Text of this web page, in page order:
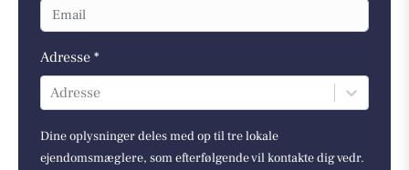
Adresse *
Adresse
Dine oplysninger deles med op til tre lokale
ejendomsmæglere, som efterfølgende vil kontakte dig vedr.